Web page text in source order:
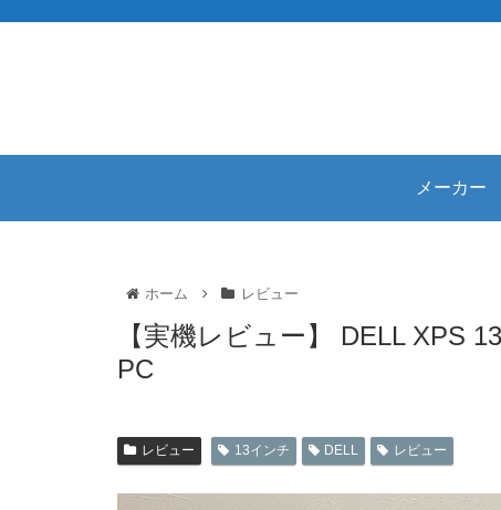
メーカー
ホーム レビュー
【実機レビュー】 DELL XPS
PC
レビュー 13インチ DELL レビュー